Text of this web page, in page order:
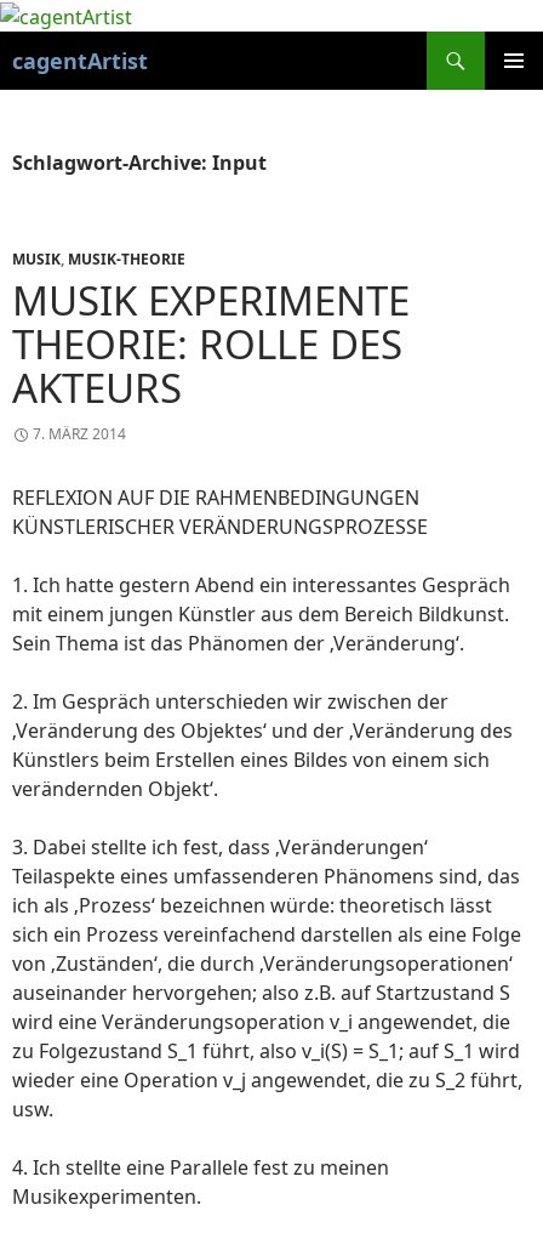
cagentArtist
ZUM
Schlagwort-Archive: Input
MUSIK, MUSIK-THEORIE
MUSIK EXPERIMENTE
THEORIE: ROLLE DES
AKTEURS
7. MÄRZ 2014
REFLEXION AUF DIE RAHMENBEDINGUNGEN
KÜNSTLERISCHER VERÄNDERUNGSPROZESSE
1. Ich hatte gestern Abend ein interessantes Gespräch
mit einem jungen Künstler aus dem Bereich Bildkunst.
Sein Thema ist das Phänomen der ‚Veränderung‘.
2. Im Gespräch unterschieden wir zwischen der
‚Veränderung des Objektes‘ und der ‚Veränderung des
Künstlers beim Erstellen eines Bildes von einem sich
verändernden Objekt‘.
3. Dabei stellte ich fest, dass ‚Veränderungen‘
Teilaspekte eines umfassenderen Phänomens sind, das
ich als ‚Prozess‘ bezeichnen würde: theoretisch lässt
sich ein Prozess vereinfachend darstellen als eine Folge
von ‚Zuständen‘, die durch ‚Veränderungsoperationen‘
auseinander hervorgehen; also z.B. auf Startzustand S
wird eine Veränderungsoperation v_i angewendet, die
zu Folgezustand S_1 führt, also v_i(S) = S_1; auf S_1 wird
wieder eine Operation v_j angewendet, die zu S_2 führt,
usw.
4. Ich stellte eine Parallele fest zu meinen
Musikexperimenten.